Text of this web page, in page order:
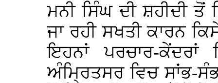
ਮਨੀ ਸਿੰਘ ਦੀ ਸ਼ਹੀਦੀ ਤੋਂ
ਜਾ ਰਹੀ ਸਖਤੀ ਕਾਰਨ
ਇਹਨਾਂ ਪਰਚਾਰ-ਕੇਂਦਰਾਂ
ਅੰਮ੍ਰਿਤਸਰ ਵਿਚ ਸਾਂਭ-